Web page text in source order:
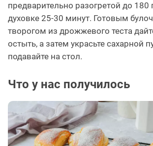
предварительно разогретой до 180
духовке 25-30 минут. Готовым
творогом из дрожжевого теста
остыть, а затем украсьте сахарной
подавайте на стол.
Что у нас получилось